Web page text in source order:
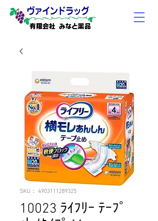
有限会社 みなと薬品
SKU： 4903111289325
10023 ﾗｲﾌﾘｰ ﾃｰﾌﾟ